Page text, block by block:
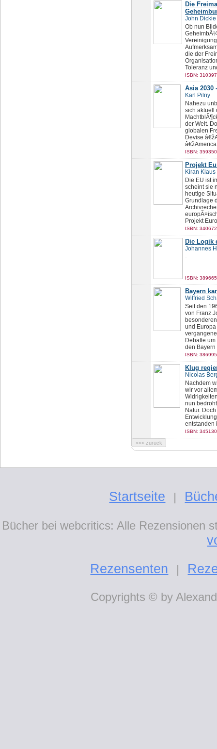
Die
John Dickie
Ob nun
die der
Toleranz
ISBN:
Asia 2030
Karl Pilny
Nahezu
sich aktuell
der Welt.
globalen
Devise
ISBN:
Projekt
Kiran Klaus
Die EU ist
scheint sie
heutige
Grundlage
Projekt
ISBN:
Die Logik
Johannes
-
ISBN:
Bayern
Wilfried
Seit den
von Franz
und
Debatte
den Bayern
ISBN:
Klug
Nicolas
Nachdem
wir vor
nun
Natur.
entstanden
ISBN:
Startseite |
Bücher bei webcritics: Alle Rezensionen
Rezensenten
|
Copyrights © by